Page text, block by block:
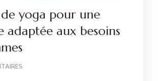
yoga pour une
adaptée aux besoins